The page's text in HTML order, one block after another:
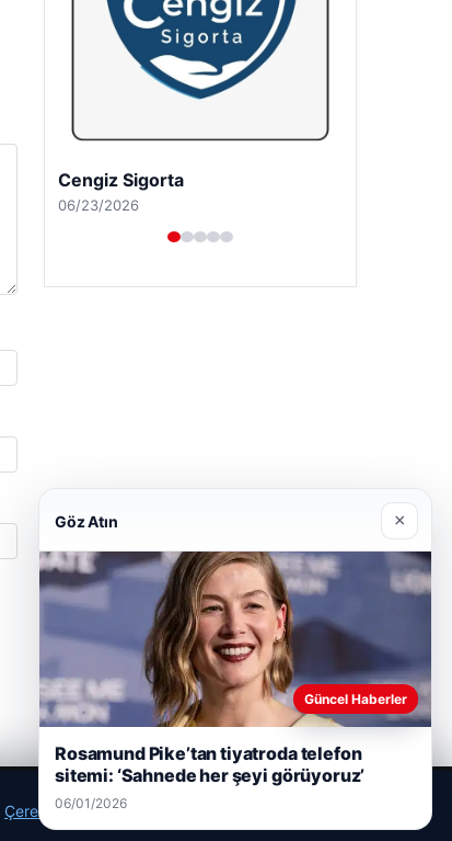
Hastaş Beton
05/26/2026
Çerez Politikamız
Göz Atın ×
Güncel Haberler
Rosamund Pike’tan tiyatroda telefon
sitemi: ‘Sahnede her şeyi görüyoruz’
06/01/2026